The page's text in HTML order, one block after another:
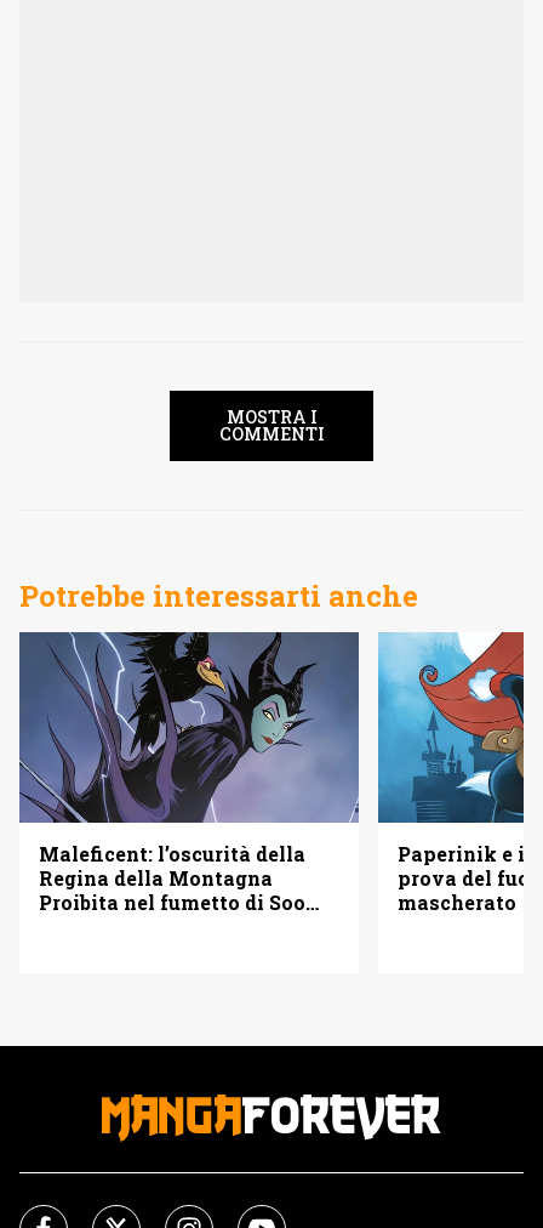
MOSTRA I
COMMENTI
Potrebbe interessarti anche
Maleficent: l’oscurità della
Regina della Montagna
Proibita nel fumetto di Soo
Paperinik e i
prova del
mascherato